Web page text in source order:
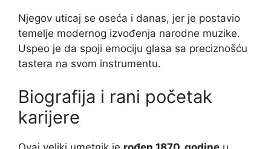
Njegov uticaj se oseća i danas, jer je postavio
temelje modernog izvođenja narodne muzike.
Uspeo je da spoji emociju glasa sa preciznošću
tastera na svom instrumentu.
Biografija i rani početak
karijere